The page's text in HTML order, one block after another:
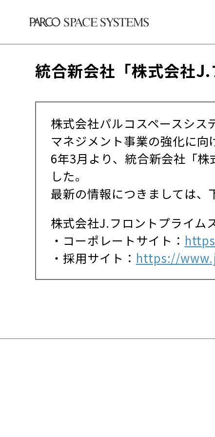
統合新会社「株式会社
株式会社パルコスペースシ
マネジメント事業の強化に
6年3月より、統合新会社「
した。
最新の情報につきましては、
株式会社J.フロントプライム
・コーポレートサイト：
・採用サイト： https://